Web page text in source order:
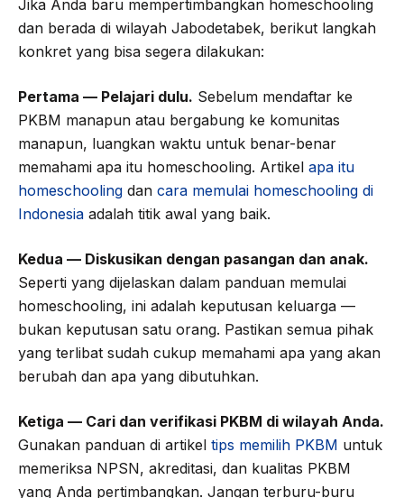
Jika Anda baru mempertimbangkan homeschooling
dan berada di wilayah Jabodetabek, berikut langkah
konkret yang bisa segera dilakukan:
Pertama — Pelajari dulu. Sebelum mendaftar ke
PKBM manapun atau bergabung ke komunitas
manapun, luangkan waktu untuk benar-benar
memahami apa itu homeschooling. Artikel apa itu
homeschooling dan cara memulai homeschooling di
Indonesia adalah titik awal yang baik.
Kedua — Diskusikan dengan pasangan dan anak.
Seperti yang dijelaskan dalam panduan memulai
homeschooling, ini adalah keputusan keluarga —
bukan keputusan satu orang. Pastikan semua pihak
yang terlibat sudah cukup memahami apa yang akan
berubah dan apa yang dibutuhkan.
Ketiga — Cari dan verifikasi PKBM di wilayah Anda.
Gunakan panduan di artikel tips memilih PKBM untuk
memeriksa NPSN, akreditasi, dan kualitas PKBM
yang Anda pertimbangkan. Jangan terburu-buru